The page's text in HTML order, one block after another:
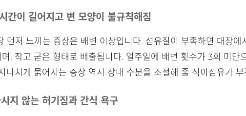
간이 길어지고 변 모양이 불규칙해짐
먼저 느끼는 증상은 배변 이상입니다. 섬유질이 부족하면 대장
, 작고 굳은 형태로 배출됩니다. 일주일에 배변 횟수가 3회 미만
나치게 묽어지는 증상 역시 장내 수분을 조절해 줄 식이섬유가
지 않는 허기짐과 간식 욕구